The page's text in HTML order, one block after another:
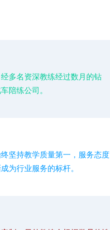
多名资深教练经过数月的钻
陪练公司。
坚持教学质量第一，服务态度
为行业服务的标杆。